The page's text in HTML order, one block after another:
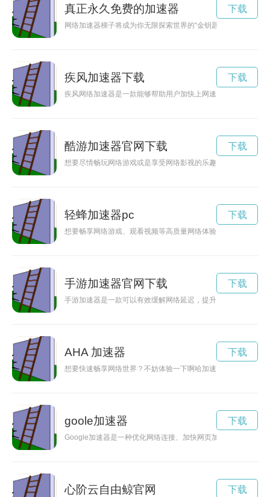
真正永久免费的加速器
网络加速器梯子将成为你无限探索世界的“金钥匙”，让你自由
下载
疾风加速器下载
疾风网络加速器是一款能够帮助用户加快上网速度，提升网络
下载
酷游加速器官网下载
想要尽情畅玩网络游戏或是享受网络影视的乐趣？快来下载
下载
轻蜂加速器pc
想要畅享网络游戏、观看视频等高质量网络体验吗？轻蜂加速
下载
手游加速器官网下载
手游加速器是一款可以有效缓解网络延迟，提升手游体验的工
下载
AHA 加速器
想要快速畅享网络世界？不妨体验一下啊哈加速器！快速下载
下载
goole加速器
Google加速器是一种优化网络连接、加快网页加载速度的工具
下载
心阶云自由鲸官网 下载